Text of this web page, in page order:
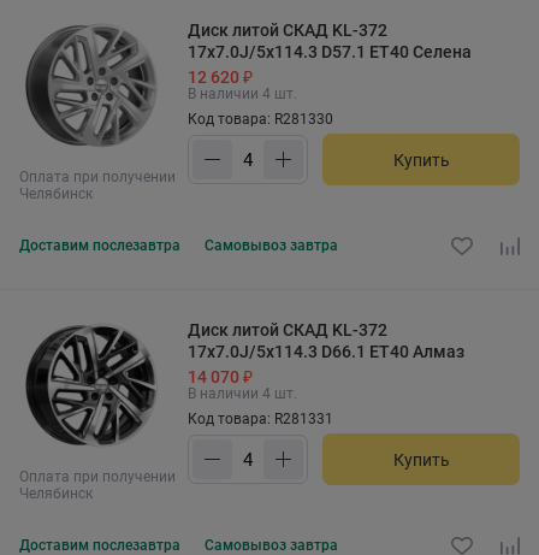
Оплата при получении
Челябинск
Диск литой СКАД KL-372
17x7.0J/5x114.3 D57.1 ET40 Селена
12 620 ₽
В наличии 4 шт.
Код товара: R281330
Купить
Доставим послезавтра Самовывоз завтра
Оплата при получении
Челябинск
Диск литой СКАД KL-372
17x7.0J/5x114.3 D66.1 ET40 Алмаз
14 070 ₽
В наличии 4 шт.
Код товара: R281331
Купить
Доставим послезавтра Самовывоз завтра